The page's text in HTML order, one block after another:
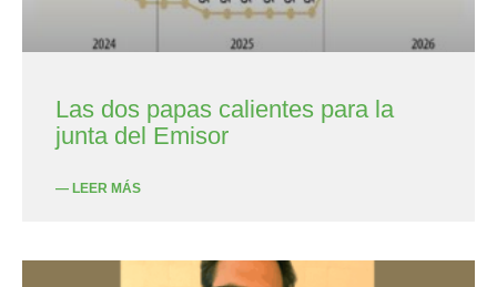
Las dos papas calientes para la
junta del Emisor
— LEER MÁS